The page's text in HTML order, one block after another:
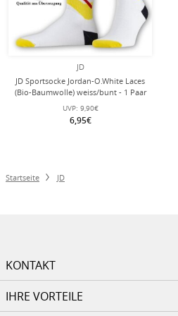
JD
JD Sportsocke Jordan-O.White Laces
(Bio-Baumwolle) weiss/bunt - 1 Paar
UVP: 9,90€
6,95€
Startseite JD
KONTAKT
IHRE VORTEILE